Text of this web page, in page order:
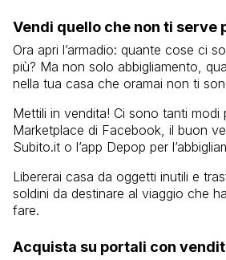
Vendi quello che non ti serve
Ora apri l’armadio: quante cose ci
più? Ma non solo abbigliamento,
nella tua casa che oramai non ti
Mettili in vendita! Ci sono tanti modi
Marketplace di Facebook, il buon
Subito.it o l’app Depop per
Libererai casa da oggetti inutili e
soldini da destinare al viaggio che
fare.
Acquista su portali con